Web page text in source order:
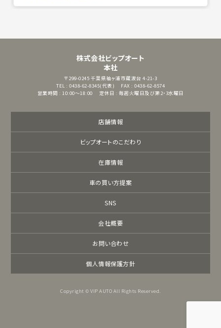
株式会社ビップオート
本社
〒299-0245 千葉県袖ヶ浦市蔵波台 4-21-3
TEL : 0438-62-8345(代表)
FAX : 0438-62-8574
営業時間 : 10:00～18:00
定休日 : 毎週火曜日及び第2・3水曜日
店舗情報
ビップオートのこだわり
在庫情報
車の買い方提案
SNS
会社概要
お問い合わせ
個人情報保護方針
Copyright © VIP AUTO All Rights Reserved.